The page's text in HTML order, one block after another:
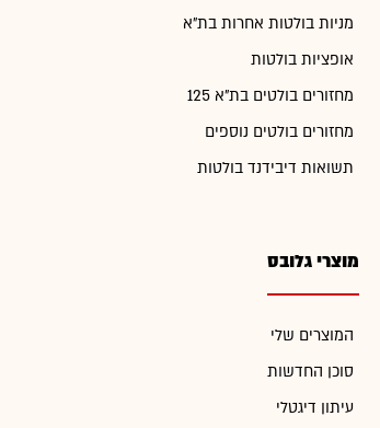
מניות בולטות אחרות בת"א
אופציות בולטות
מחזורים בולטים בת"א 125
מחזורים בולטים נוספים
תשואות דיבידנד בולטות
מוצרי גלובס
המוצרים שלי
סוכן החדשות
עיתון דיגטלי